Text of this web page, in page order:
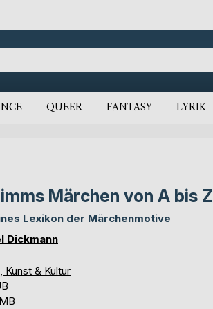
QUEER FANTASY LYRIK
Märchen von A bis Z
Lexikon der Märchenmotive
Dickmann
Kunst & Kultur